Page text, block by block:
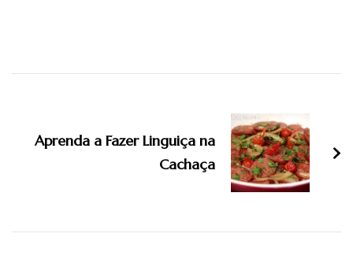
post
Aprenda a Fazer Linguiça na
Cachaça